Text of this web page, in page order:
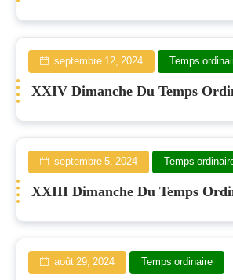
septembre 12, 2024 Temps
XXIV Dimanche Du Temps
septembre 5, 2024 Temps
XXIII Dimanche Du Temps
août 29, 2024 Temps ordinaire